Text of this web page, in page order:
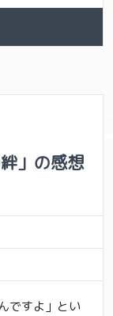
」の感想
ですよ」とい